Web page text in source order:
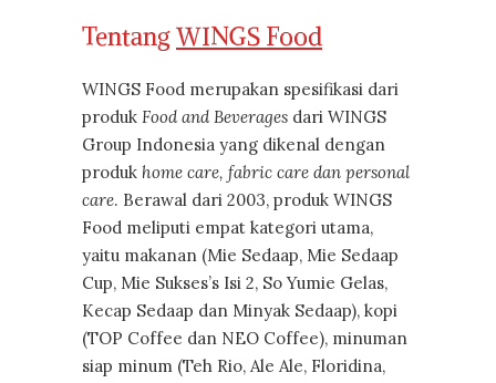
TentangWINGS Food
WINGS Food merupakan spesifikasi dari
produk Food and Beverages dari WINGS
Group Indonesia yang dikenal dengan
produk home care, fabric care dan personal
care. Berawal dari 2003, produk WINGS
Food meliputi empat kategori utama,
yaitu makanan (Mie Sedaap, Mie Sedaap
Cup, Mie Sukses’s Isi 2, So Yumie Gelas,
Kecap Sedaap dan Minyak Sedaap), kopi
(TOP Coffee dan NEO Coffee), minuman
siap minum (Teh Rio, Ale Ale, Floridina,